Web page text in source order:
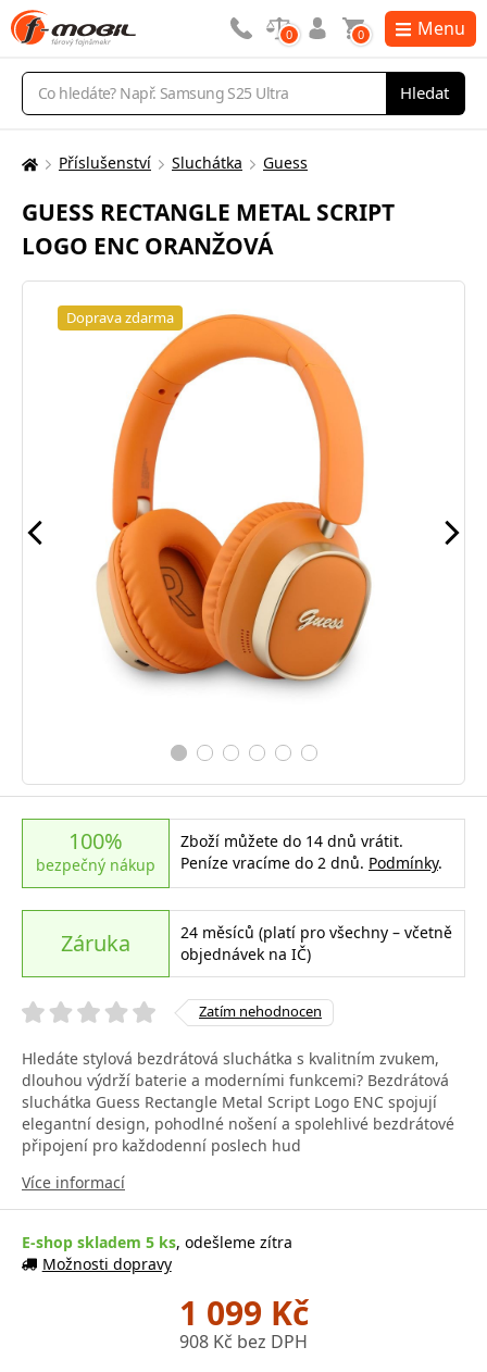
Vyhledávání
Hledat
0 0 Menu
Zde
nacházíte:
Příslušenství Sluchátka Guess
GUESS RECTANGLE METAL SCRIPT
LOGO ENC ORANŽOVÁ
Doprava zdarma
100%
bezpečný nákup
Zboží můžete do 14 dnů vrátit.
Peníze vracíme do 2 dnů. Podmínky.
Záruka
24 měsíců (platí pro všechny – včetně
objednávek na IČ)
Zatím nehodnocen
Hledáte stylová bezdrátová sluchátka s kvalitním zvukem,
dlouhou výdrží baterie a moderními funkcemi? Bezdrátová
sluchátka Guess Rectangle Metal Script Logo ENC spojují
elegantní design, pohodlné nošení a spolehlivé bezdrátové
připojení pro každodenní poslech hud
Více informací
E-shop skladem 5 ks, odešleme zítra
Možnosti dopravy
1 099 Kč
908 Kč bez DPH